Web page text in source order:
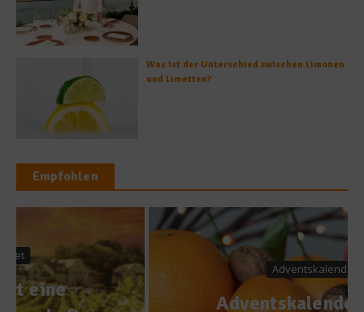
Was ist der Unterschied zwischen Limonen
und Limetten?
Empfohlen
Adventskalender
Adventskalender Tag 4